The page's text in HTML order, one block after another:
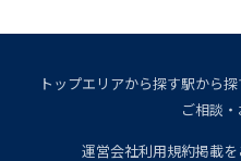
トップエリアから探す駅から探
ご相談
運営会社利用規約掲載